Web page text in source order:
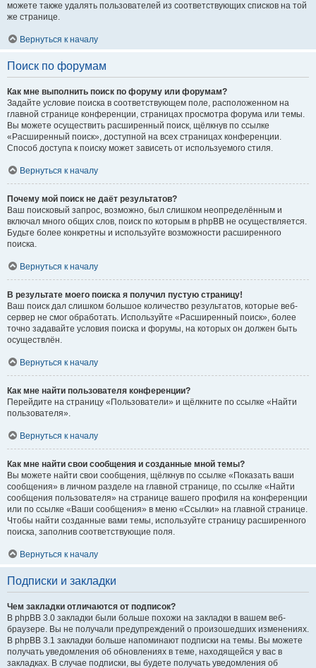
можете также удалять пользователей из соответствующих списков на той
же странице.
Вернуться к началу
Поиск по форумам
Как мне выполнить поиск по форуму или форумам?
Задайте условие поиска в соответствующем поле, расположенном на
главной странице конференции, страницах просмотра форума или темы.
Вы можете осуществить расширенный поиск, щёлкнув по ссылке
«Расширенный поиск», доступной на всех страницах конференции.
Способ доступа к поиску может зависеть от используемого стиля.
Вернуться к началу
Почему мой поиск не даёт результатов?
Ваш поисковый запрос, возможно, был слишком неопределённым и
включал много общих слов, поиск по которым в phpBB не осуществляется.
Будьте более конкретны и используйте возможности расширенного
поиска.
Вернуться к началу
В результате моего поиска я получил пустую страницу!
Ваш поиск дал слишком большое количество результатов, которые веб-
сервер не смог обработать. Используйте «Расширенный поиск», более
точно задавайте условия поиска и форумы, на которых он должен быть
осуществлён.
Вернуться к началу
Как мне найти пользователя конференции?
Перейдите на страницу «Пользователи» и щёлкните по ссылке «Найти
пользователя».
Вернуться к началу
Как мне найти свои сообщения и созданные мной темы?
Вы можете найти свои сообщения, щёлкнув по ссылке «Показать ваши
сообщения» в личном разделе на главной странице, по ссылке «Найти
сообщения пользователя» на странице вашего профиля на конференции
или по ссылке «Ваши сообщения» в меню «Ссылки» на главной странице.
Чтобы найти созданные вами темы, используйте страницу расширенного
поиска, заполнив соответствующие поля.
Вернуться к началу
Подписки и закладки
Чем закладки отличаются от подписок?
В phpBB 3.0 закладки были больше похожи на закладки в вашем веб-
браузере. Вы не получали предупреждений о произошедших изменениях.
В phpBB 3.1 закладки больше напоминают подписки на темы. Вы можете
получать уведомления об обновлениях в теме, находящейся у вас в
закладках. В случае подписки, вы будете получать уведомления об